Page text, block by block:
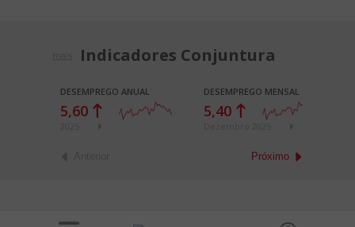
Indicadores Conjuntura
DESEMPREGO ANUAL
5,60
DESEMPREGO MENSAL
5,40
Próximo